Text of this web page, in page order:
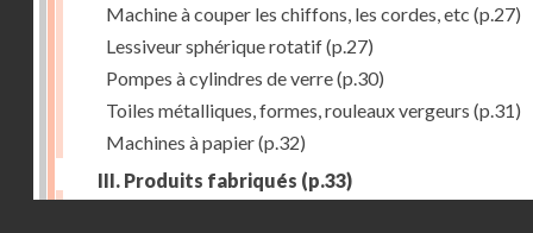
Machine à couper les chiffons, les cordes, etc (p.27)
Lessiveur sphérique rotatif(p.27)
Pompes à cylindres de verre(p.30)
Toiles métalliques, formes, rouleaux vergeurs (p.31)
Machines à papier(p.32)
III. Produits fabriqués (p.33)
Papiers à journaux(p.39)